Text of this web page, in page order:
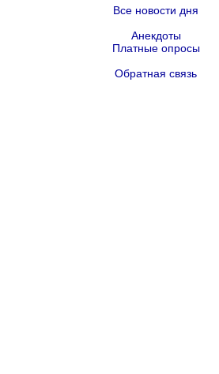
Все новости дня
Анекдоты
Платные опросы
Обратная связь